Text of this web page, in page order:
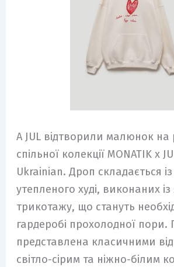
А JUL відтворили малюнок на
спільної колекції MONATIK x
Ukrainian. Дроп складається із
утепленого худі, виконаних із
трикотажу, що стануть
гардеробі прохолодної пори.
представлена класичними
світло-сірим та ніжно-білим